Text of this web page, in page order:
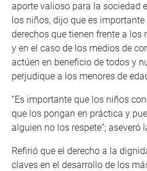
aporte valioso para la sociedad
los niños, dijo que es
derechos que tienen frente a
y en el caso de los medios de
actúen en beneficio de todos y
perjudique a los menores de
“Es importante que los niños
que los pongan en práctica y
alguien no los respete”; aseveró
Refirió que el derecho a la
claves en el desarrollo de los